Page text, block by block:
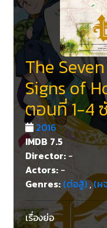
The
Signs of
ตอนที่ 1-4
2016
IMDB 7.5
Director: -
Actors: -
Genres: (ต่อสู้),(ผ
เรื่องย่อ